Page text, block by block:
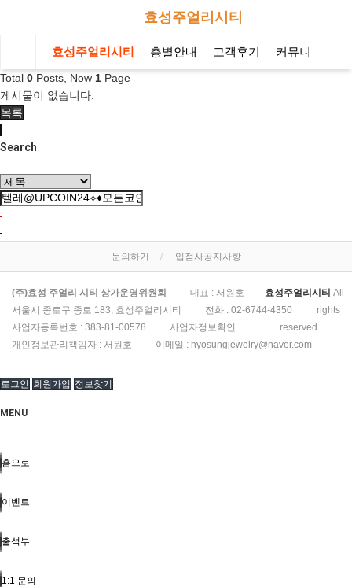
효성주얼리시티
효성주얼리시티 층별안내 고객후기 커뮤니티
Total 0 Posts, Now 1 Page
게시물이 없습니다.
목록
Search
문의하기 입점사공지사항
(주)효성 주얼리 시티 상가운영위원회
대표 : 서원호
서울시 종로구 종로 183, 효성주얼리시티
전화 : 02-6744-4350
사업자등록번호 : 383-81-00578
사업자정보확인
개인정보관리책임자 : 서원호
이메일 : hyosungjewelry@naver.com
효성주얼리시티 All
rights
reserved.
로그인 회원가입 정보찾기
MENU
홈으로
이벤트
출석부
1:1 문의